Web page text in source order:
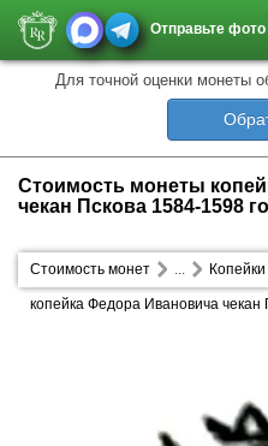
Отправьте
Для точной оценки монеты
Стоимость монеты
чекан Пскова 1584-1598
Стоимость монет Копейки
...
копейка Федора Ивановича чекан